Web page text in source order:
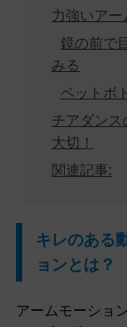
力強いアー
鏡の前で
みる
ペットボ
チアダン
大切！
関連記事:
キレのある
ョンとは？
アームモーショ